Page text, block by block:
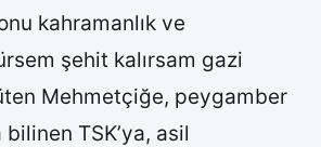
kahramanlık ve
şehit kalırsam gazi
Mehmetçiğe, peygamber
TSK’ya, asil